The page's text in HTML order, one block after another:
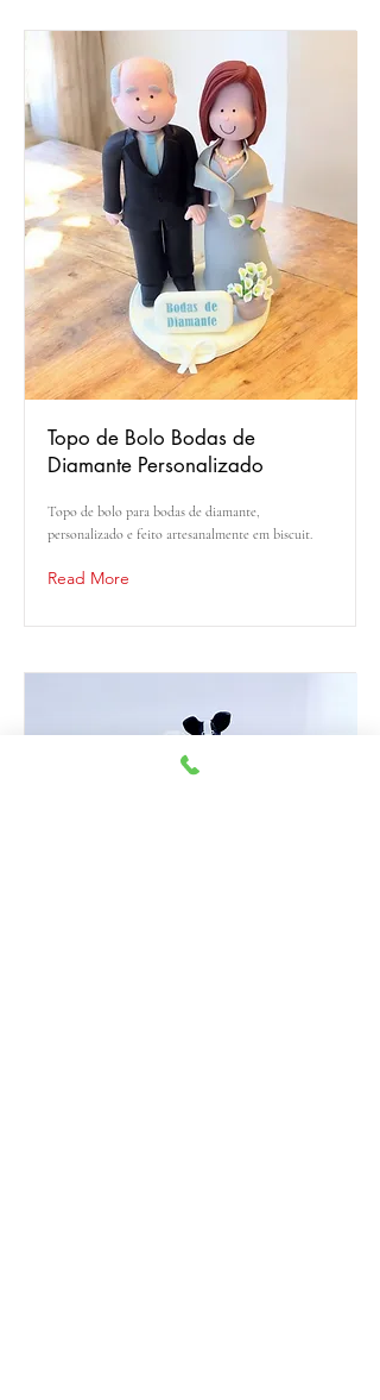
Topo de Bolo Bodas de
Diamante Personalizado
Topo de bolo para bodas de diamante,
personalizado e feito artesanalmente em biscuit.
Read More